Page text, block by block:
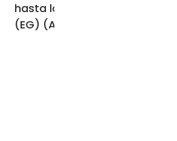
hasta los confines del mundo”.
(EG) (Agencia Fides 11/2/2026)